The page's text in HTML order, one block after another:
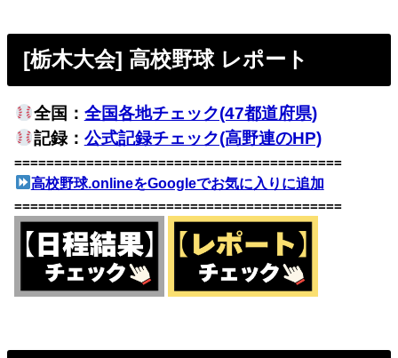
[栃木大会] 高校野球 レポート
全国： 全国各地チェック(47都道府県)
記録： 公式記録チェック(高野連のHP)
=========================================
高校野球.onlineをGoogleでお気に入りに追加
=========================================